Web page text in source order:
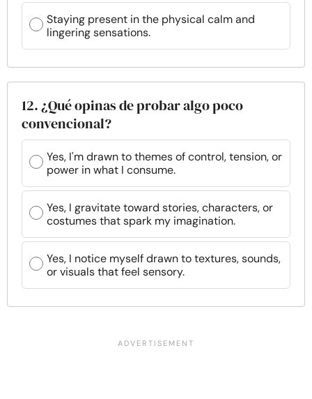
Staying present in the physical calm and
lingering sensations.
12. ¿Qué opinas de probar algo poco
convencional?
Yes, I'm drawn to themes of control, tension, or
power in what I consume.
Yes, I gravitate toward stories, characters, or
costumes that spark my imagination.
Yes, I notice myself drawn to textures, sounds,
or visuals that feel sensory.